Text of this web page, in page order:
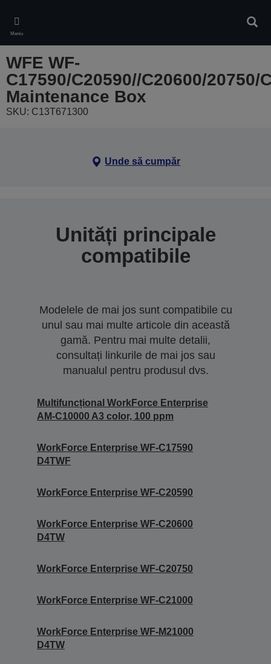
main
content
Meniu
WFE WF-
C17590/C20590//C20600/20750/
Maintenance Box
SKU: C13T671300
Unde să cumpăr
Unități principale
compatibile
Modelele de mai jos sunt compatibile cu
unul sau mai multe articole din această
gamă. Pentru mai multe detalii,
consultați linkurile de mai jos sau
manualul pentru produsul dvs.
Multifuncțional WorkForce Enterprise
AM-C10000 A3 color, 100 ppm
WorkForce Enterprise WF-C17590
D4TWF
WorkForce Enterprise WF-C20590
WorkForce Enterprise WF-C20600
D4TW
WorkForce Enterprise WF-C20750
WorkForce Enterprise WF-C21000
WorkForce Enterprise WF-M21000
D4TW